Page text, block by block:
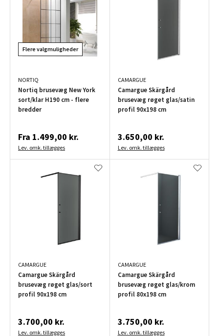
Flere valgmuligheder
NORTIQ
Nortiq brusevæg New York
sort/klar H190 cm - flere
bredder
Fra 1.499,00 kr.
Lev. omk. tillægges
CAMARGUE
Camargue Skärgård
brusevæg røget glas/satin
profil 90x198 cm
3.650,00 kr.
Lev. omk. tillægges
CAMARGUE
Camargue Skärgård
brusevæg røget glas/sort
profil 90x198 cm
3.700,00 kr.
Lev. omk. tillægges
CAMARGUE
Camargue Skärgård
brusevæg røget glas/krom
profil 80x198 cm
3.750,00 kr.
Lev. omk. tillægges